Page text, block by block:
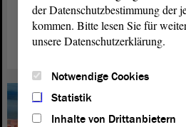
Schüler beteiligten sich und
weiterlesen
der Datenschutzbestimmung der
kommen. Bitte lesen Sie für
unsere Datenschutzerklärung.
Notwendige Cookies
Statistik
Inhalte von Drittanbietern